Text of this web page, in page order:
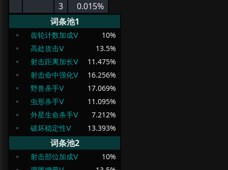
3
0.015%
词条池1
齿轮计数加成Ⅴ 10%
高处攻击Ⅴ
13.5%
射击距离加长Ⅴ
11.475%
射击命中强化Ⅴ
16.256%
野兽杀手Ⅴ
17.069%
虫形杀手Ⅴ
11.095%
外星生命杀手Ⅴ
7.212%
破坏稳定性Ⅴ
13.393%
词条池2
射击部位加成Ⅴ 10%